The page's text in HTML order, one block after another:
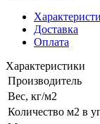
Доставка
Оплата
Характеристики
Производитель
Вес, кг/м2
Количество м2 в